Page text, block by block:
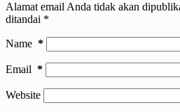
Alamat email Anda tidak akan
ditandai *
Name *
Email *
Website